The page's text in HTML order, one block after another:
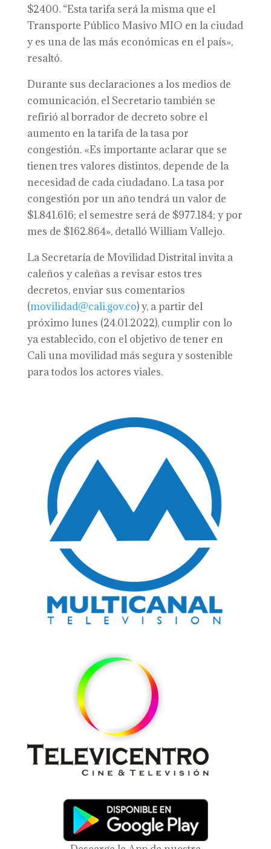
$2400. “Esta tarifa será la misma que el
Transporte Público Masivo MIO en la ciudad
y es una de las más económicas en el país»,
resaltó.
Durante sus declaraciones a los medios de
comunicación, el Secretario también se
refirió al borrador de decreto sobre el
aumento en la tarifa de la tasa por
congestión. «Es importante aclarar que se
tienen tres valores distintos, depende de la
necesidad de cada ciudadano. La tasa por
congestión por un año tendrá un valor de
$1.841.616; el semestre será de $977.184; y por
mes de $162.864», detalló William Vallejo.
La Secretaría de Movilidad Distrital invita a
caleños y caleñas a revisar estos tres
decretos, enviar sus comentarios
(movilidad@cali.gov.co) y, a partir del
próximo lunes (24.01.2022), cumplir con lo
ya establecido, con el objetivo de tener en
Cali una movilidad más segura y sostenible
para todos los actores viales.